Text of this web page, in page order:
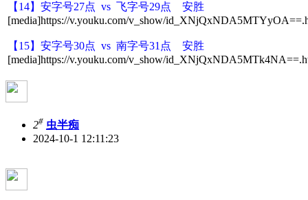
【14】安字号27点 vs 飞字号29点 安胜
[media]https://v.youku.com/v_show/
【15】安字号30点 vs 南字号31点 安胜
[media]https://v.youku.com/v_show/
2# 虫半痴
2024-10-1 12:11:23